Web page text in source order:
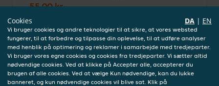
55,00 kr.
Pitabrød med falafel
55,00 kr.
inkl. indbetaling (0,00 kr.)
Cookies DA | EN
Vi bruger cookies og andre teknologier til at sikre, at vores websted
fungerer, til at forbedre og tilpasse din oplevelse, til at udføre analyser
med henblik på optimering og reklamer i samarbejde med tredjeparter.
Vi bruger vores egne cookies og cookies fra tredjeparter. Vi sætter altid
nødvendige cookies. Ved at klikke på Accepter alle, accepterer du
brugen af alle cookies. Ved at vælge Kun nødvendige, kan du lukke
banneret, og kun nødvendige cookies vil blive sat. Klik på